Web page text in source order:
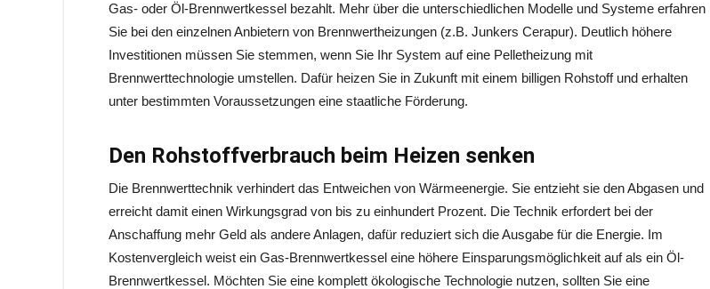
Gas- oder Öl-Brennwertkessel bezahlt. Mehr über die unterschiedlichen Modelle und Systeme erfahren
Sie bei den einzelnen Anbietern von Brennwertheizungen (z.B. Junkers Cerapur). Deutlich höhere
Investitionen müssen Sie stemmen, wenn Sie Ihr System auf eine Pelletheizung mit
Brennwerttechnologie umstellen. Dafür heizen Sie in Zukunft mit einem billigen Rohstoff und erhalten
unter bestimmten Voraussetzungen eine staatliche Förderung.
Den Rohstoffverbrauch beim Heizen senken
Die Brennwerttechnik verhindert das Entweichen von Wärmeenergie. Sie entzieht sie den Abgasen und
erreicht damit einen Wirkungsgrad von bis zu einhundert Prozent. Die Technik erfordert bei der
Anschaffung mehr Geld als andere Anlagen, dafür reduziert sich die Ausgabe für die Energie. Im
Kostenvergleich weist ein Gas-Brennwertkessel eine höhere Einsparungsmöglichkeit auf als ein Öl-
Brennwertkessel. Möchten Sie eine komplett ökologische Technologie nutzen, sollten Sie eine